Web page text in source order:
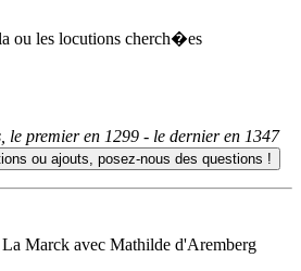
ou les locutions cherch�es
premier en 1299 - le dernier en 1347
Marck avec Mathilde d'Aremberg